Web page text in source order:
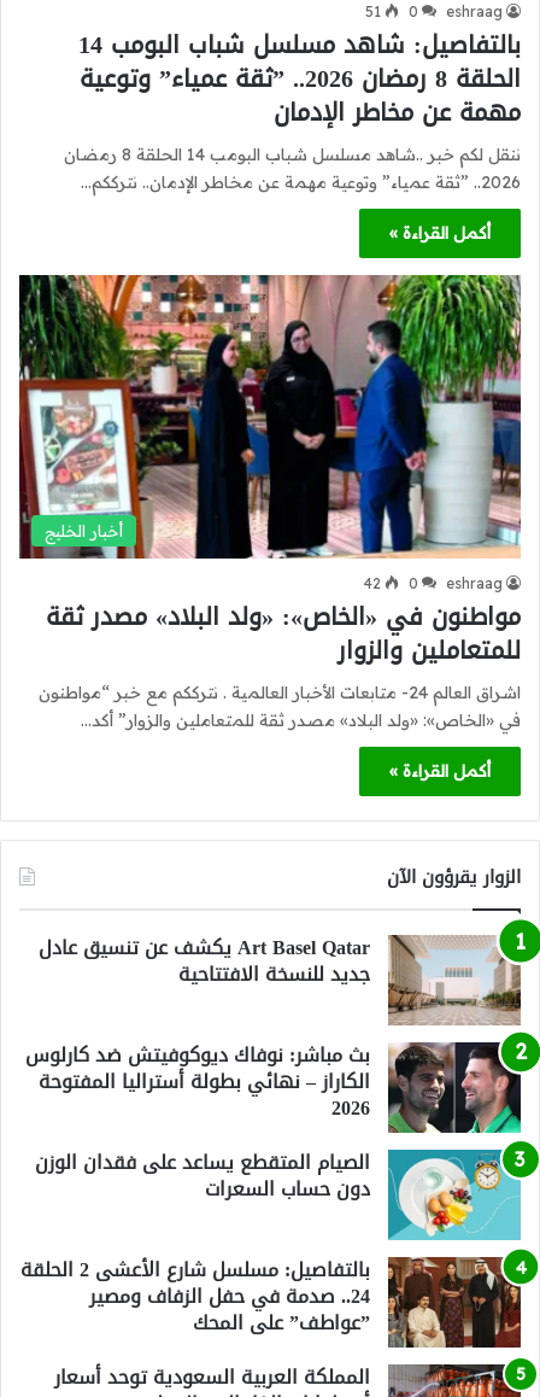
eshraag
0
51
بالتفاصيل: شاهد مسلسل شباب البومب 14
الحلقة 8 رمضان 2026.. ”ثقة عمياء” وتوعية
مهمة عن مخاطر الإدمان
ننقل لكم خبر ..شاهد مسلسل شباب البومب 14 الحلقة 8 رمضان
2026.. ”ثقة عمياء” وتوعية مهمة عن مخاطر الإدمان.. نترككم…
أكمل القراءة »
أخبار الخليج
eshraag
0
42
مواطنون في «الخاص»: «ولد البلاد» مصدر ثقة
للمتعاملين والزوار
اشراق العالم 24- متابعات الأخبار العالمية . نترككم مع خبر “مواطنون
في «الخاص»: «ولد البلاد» مصدر ثقة للمتعاملين والزوار” أكد…
أكمل القراءة »
الزوار يقرؤون الآن
Art Basel Qatar يكشف عن تنسيق عادل
جديد للنسخة الافتتاحية
بث مباشر: نوفاك ديوكوفيتش ضد كارلوس
الكاراز – نهائي بطولة أستراليا المفتوحة
2026
الصيام المتقطع يساعد على فقدان الوزن
دون حساب السعرات
بالتفاصيل: مسلسل شارع الأعشى 2 الحلقة
24.. صدمة في حفل الزفاف ومصير
”عواطف” على المحك
المملكة العربية السعودية توحد أسعار